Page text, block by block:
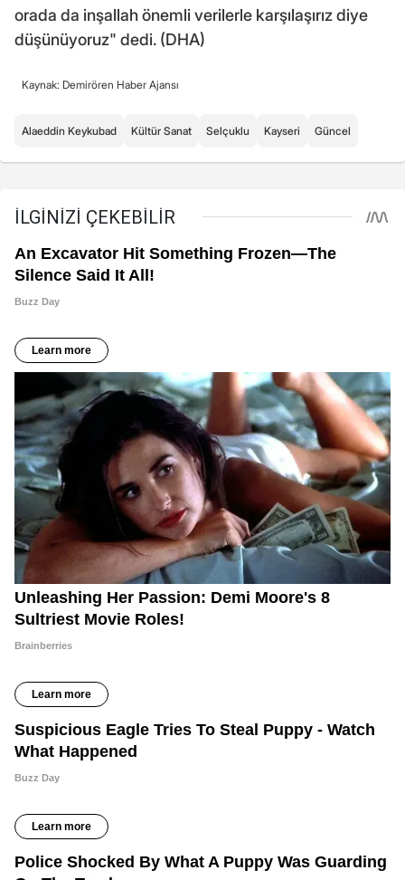
orada da inşallah önemli verilerle karşılaşırız diye
düşünüyoruz" dedi. (DHA)
Kaynak: Demirören Haber Ajansı
Alaeddin Keykubad Kültür Sanat Selçuklu Kayseri Güncel